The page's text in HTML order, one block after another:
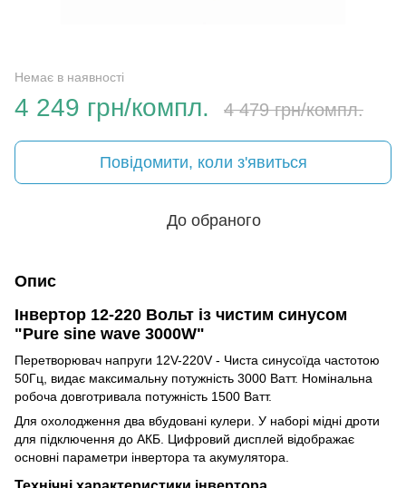
Немає в наявності
4 249 грн/компл. 4 479 грн/компл.
Повідомити, коли з'явиться
До обраного
Опис
Інвертор 12-220 Вольт із чистим синусом
"Pure sine wave 3000W"
Перетворювач напруги 12V-220V - Чиста синусоїда частотою
50Гц, видає максимальну потужність 3000 Ватт. Номінальна
робоча довготривала потужність 1500 Ватт.
Для охолодження два вбудовані кулери. У наборі мідні дроти
для підключення до АКБ. Цифровий дисплей відображає
основні параметри інвертора та акумулятора.